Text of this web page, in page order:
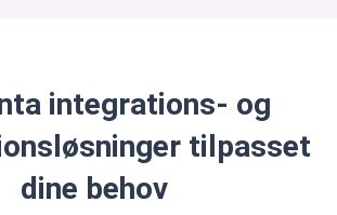
integrations- og
tilpasset
dine behov